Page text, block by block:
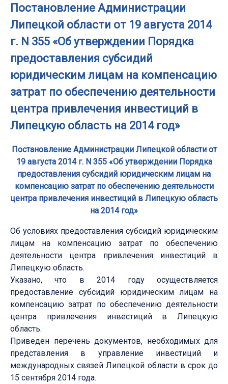
Постановление Администрации
Липецкой области от 19 августа 2014
г. N 355 «Об утверждении Порядка
предоставления субсидий
юридическим лицам на компенсацию
затрат по обеспечению деятельности
центра привлечения инвестиций в
Липецкую область на 2014 год»
Постановление Администрации Липецкой области от
19 августа 2014 г. N 355 «Об утверждении Порядка
предоставления субсидий юридическим лицам на
компенсацию затрат по обеспечению деятельности
центра привлечения инвестиций в Липецкую область
на 2014 год»
Об условиях предоставления субсидий юридическим
лицам на компенсацию затрат по обеспечению
деятельности центра привлечения инвестиций в
Липецкую область.
Указано, что в 2014 году осуществляется
предоставление субсидий юридическим лицам на
компенсацию затрат по обеспечению деятельности
центра привлечения инвестиций в Липецкую
область.
Приведен перечень документов, необходимых для
представления в управление инвестиций и
международных связей Липецкой области в срок до
15 сентября 2014 года.